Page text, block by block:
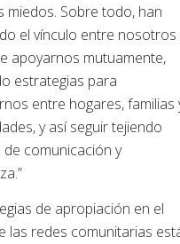
miedos. Sobre todo, han
el vínculo entre nosotros
apoyarnos mutuamente,
estrategias para
entre hogares, familias
y así seguir tejiendo
de comunicación y
de apropiación en el
las redes comunitarias